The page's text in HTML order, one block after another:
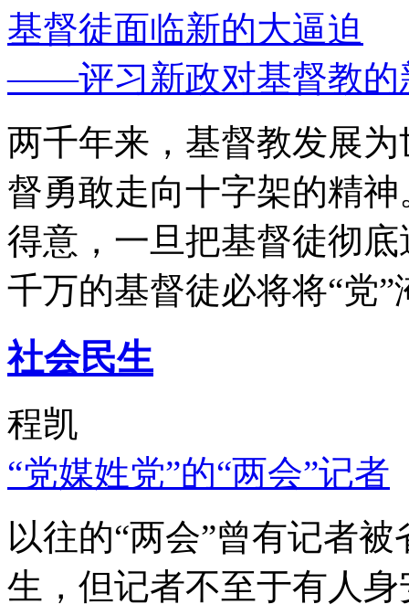
基督徒面临新的大逼迫
——评习新政对基督教的
两千年来，基督教发展
督勇敢走向十字架的精
得意，一旦把基督徒彻
千万的基督徒必将将“党”
社会民生
程凯
“党媒姓党”的“两会”记者
以往的“两会”曾有记者
生，但记者不至于有人